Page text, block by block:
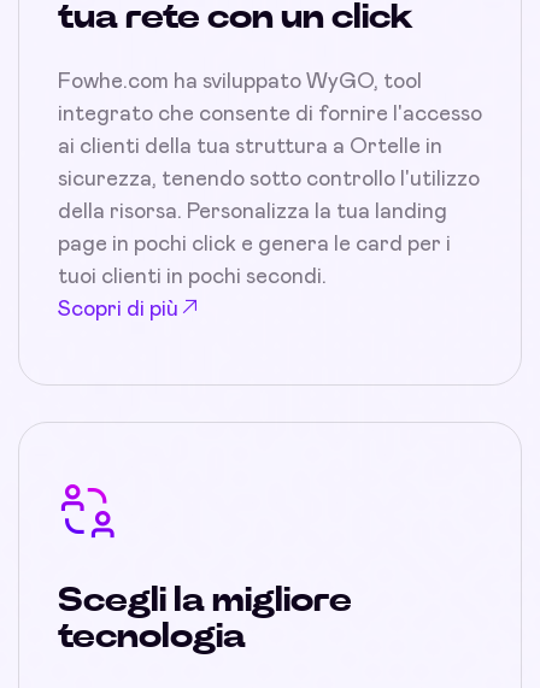
tua rete con un click
Fowhe.com ha sviluppato WyGO, tool
integrato che consente di fornire l'accesso
ai clienti della tua struttura a Ortelle in
sicurezza, tenendo sotto controllo l'utilizzo
della risorsa. Personalizza la tua landing
page in pochi click e genera le card per i
tuoi clienti in pochi secondi.
Scopri di più
Scegli la migliore
tecnologia